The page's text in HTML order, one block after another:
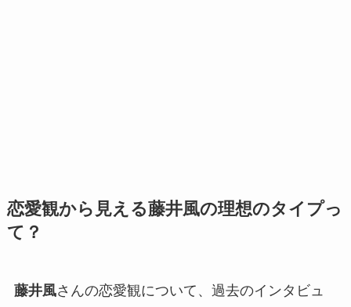
恋愛観から見える藤井風の理想のタイプっ
て？
藤井風さんの恋愛観について、過去のインタビュ